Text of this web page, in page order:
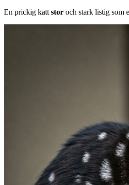
En prickig katt stor och stark listig som